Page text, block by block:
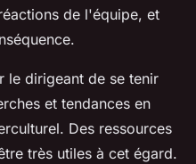
de l'équipe, et
le dirigeant de se tenir
et tendances en
Des ressources
très utiles à cet égard.